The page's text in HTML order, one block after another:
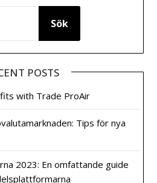
Sök
POSTS
with Trade ProAir
Tips för nya
2023: En omfattande guide